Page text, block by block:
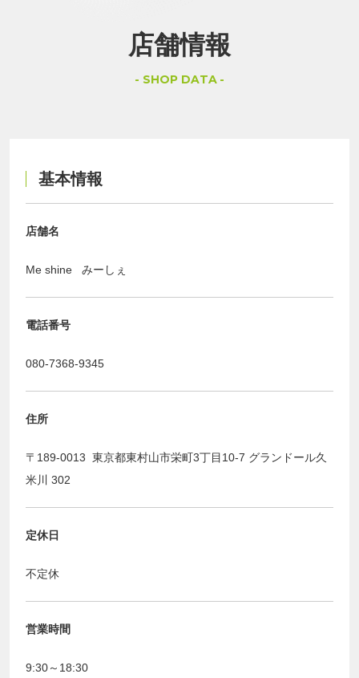
店舗情報
SHOP DATA
基本情報
店舗名
Me shine みーしぇ
電話番号
080-7368-9345
住所
〒189-0013 東京都東村山市栄町3丁目10-7 グランドール久
米川 302
定休日
不定休
営業時間
9:30～18:30